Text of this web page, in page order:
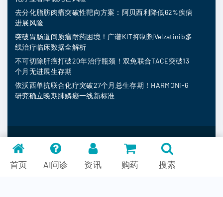
去分化脂肪肉瘤突破性靶向方案：阿贝西利降低62%疾病
进展风险
突破胃肠道间质瘤耐药困境！广谱KIT抑制剂Velzatinib多
线治疗临床数据全解析
不可切除肝癌打破20年治疗瓶颈！双免联合TACE突破13
个月无进展生存期
依沃西单抗联合化疗突破27个月总生存期！HARMONi-6
研究确立晚期肺鳞癌一线新标准
MedFind © 2026
首页 AI问诊 资讯 购药 搜索